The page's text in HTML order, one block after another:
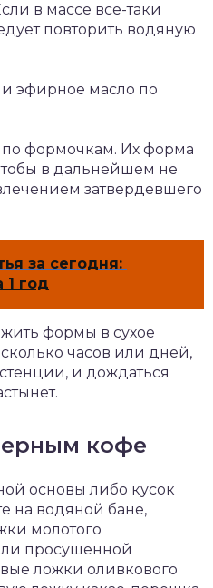
в массе все-таки
повторить водяную
и эфирное масло по
по формочкам. Их форма
в дальнейшем не
затвердевшего
за сегодня:
1 год
формы в сухое
часов или дней,
и дождаться
кофе
основы либо кусок
на водяной бане,
молотого
просушенной
ложки оливкового